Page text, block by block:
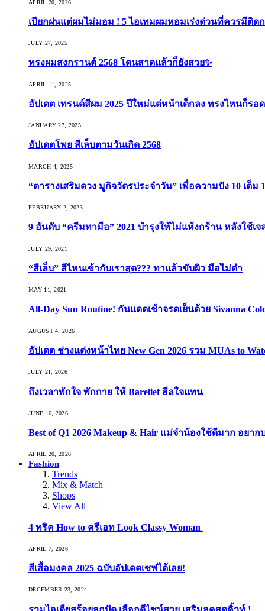
APRIL 20, 2026
เปียกฝนแต่ผมไม่มอม ! 5 ไอเทมผมหอมเร่งด่วนที่ควรมีติดก
JULY 27, 2025
ทรงผมสงกรานต์ 2568 โดนสาดแล้วก็ยังสวย✨
APRIL 11, 2025
อัปเดต เทรนด์สีผม 2025 ปีใหม่แต่หน้าเด็กลง ทรงไหนก็รอ
JANUARY 27, 2025
อัปเดตโพย สีเล็บตามวันเกิด 2568
MARCH 4, 2025
“ตารางเสริมดวง มูกิจวัตรประจำวัน” เพื่อความปัง 10 เต็ม
FEBRUARY 2, 2023
9 อันดับ “ครีมทามือ” 2021 บำรุงให้ไม่แห้งกร้าน หลังใช้เ
JULY 29, 2021
“สีเล็บ” สีไหนเข้ากับเราสุด??? ทาแล้วขับผิว มือไม่ดำ
MAY 11, 2021
All-Day Sun Routine! กันแดดเช้าจรดเย็นด้วย Sivanna
AUGUST 4, 2026
อัปเดต ช่างแต่งหน้าไทย New Gen 2026 รวม MUAs to
JULY 21, 2026
ถึงเวลาพักใจ พักกาย ให้ Barelief ฮีลใจแทน
JUNE 16, 2026
Best of Q1 2026 Makeup & Hair แม่จ๋าน้องใช้ดีมาก อยาก
APRIL 20, 2026
Fashion
Trends
Mix & Match
Shops
View All
4 ทริค How to ครีเอท Look Classy Woman
APRIL 7, 2026
สีเสื้อมงคล 2025 ฉบับอัปเดตเซฟได้เลย!
DECEMBER 23, 2024